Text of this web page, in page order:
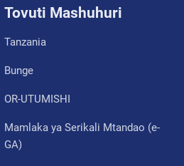
Tovuti Mashuhuri
Tanzania
Bunge
OR-UTUMISHI
Mamlaka ya Serikali Mtandao (e-
GA)